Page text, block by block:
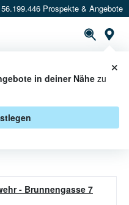
56.199.446 Prospekte & Angebote
in deiner Nähezu
×
& AKTIONEN
- Brunnengasse 7